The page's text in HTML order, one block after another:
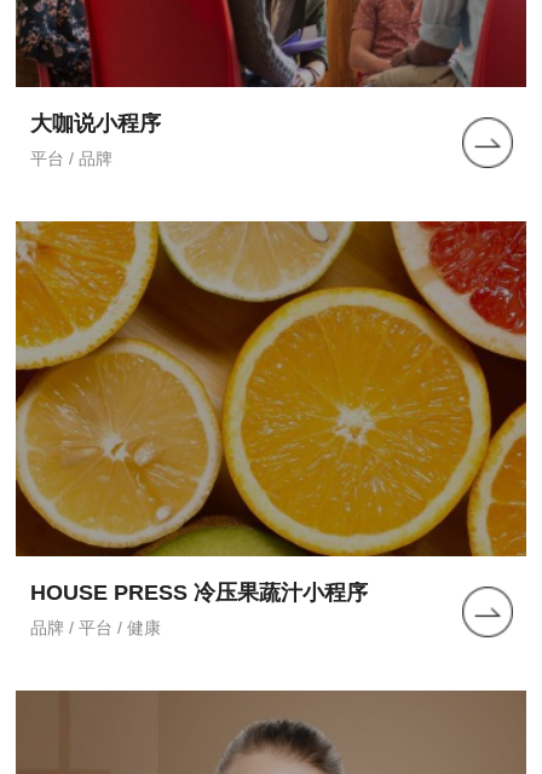
大咖说小程序
平台 / 品牌
HOUSE PRESS 冷压果蔬汁小程序
品牌 / 平台 / 健康